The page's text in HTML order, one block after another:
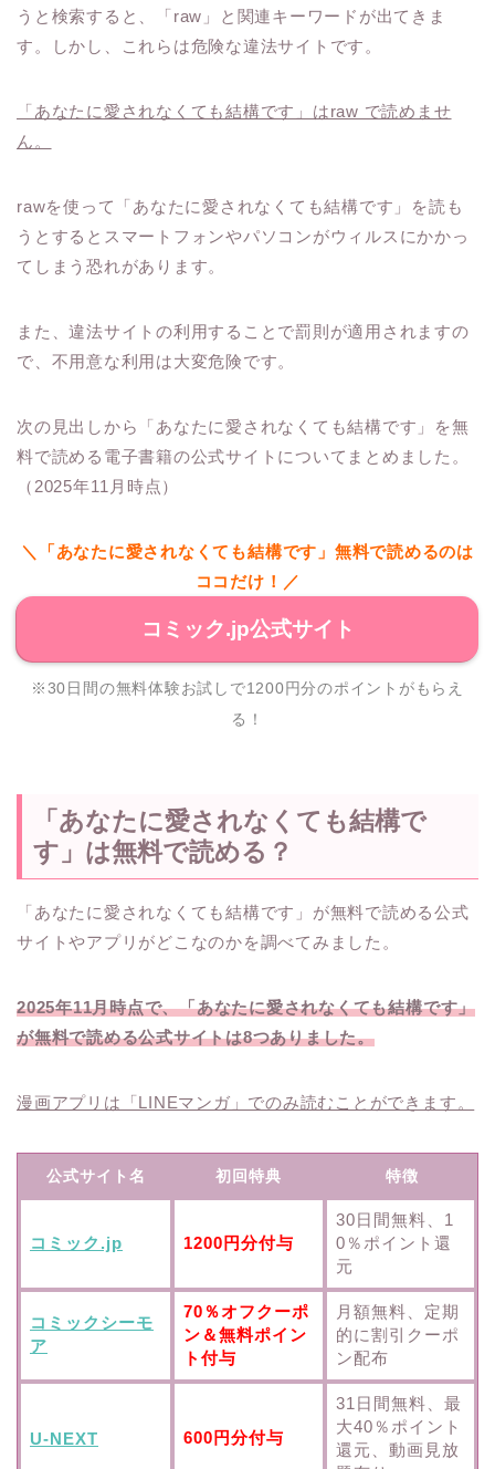
うと検索すると、「raw」と関連キーワードが出てきま
す。しかし、これらは危険な違法サイトです。
「あなたに愛されなくても結構です」はraw で読めませ
ん。
rawを使って「あなたに愛されなくても結構です」を読も
うとするとスマートフォンやパソコンがウィルスにかかっ
てしまう恐れがあります。
また、違法サイトの利用することで罰則が適用されますの
で、不用意な利用は大変危険です。
次の見出しから「あなたに愛されなくても結構です」を無
料で読める電子書籍の公式サイトについてまとめました。
（2025年11月時点）
＼「あなたに愛されなくても結構です」無料で読めるのは
ココだけ！／
コミック.jp公式サイト
※30日間の無料体験お試しで1200円分のポイントがもらえ
る！
「あなたに愛されなくても結構で
す」は無料で読める？
「あなたに愛されなくても結構です」が無料で読める公式
サイトやアプリがどこなのかを調べてみました。
2025年11月時点で、「あなたに愛されなくても結構です」
が無料で読める公式サイトは8つありました。
漫画アプリは「LINEマンガ」でのみ読むことができます。
公式サイト名 初回特典 特徴
コミック.jp 1200円分付与
30日間無料、1
0％ポイント還
元
コミックシーモ
ア
70％オフクーポ
ン＆無料ポイン
ト付与
月額無料、定期
的に割引クーポ
ン配布
U-NEXT 600円分付与
31日間無料、最
大40％ポイント
還元、動画見放